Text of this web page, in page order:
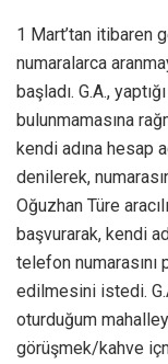
1 Mart’tan itibaren
numaralarca
başladı. G.A.,
bulunmamasına
kendi adına hesap
denilerek,
Oğuzhan Türe
başvurarak, kendi
telefon
edilmesini istedi.
oturduğum
görüşmek/kahve